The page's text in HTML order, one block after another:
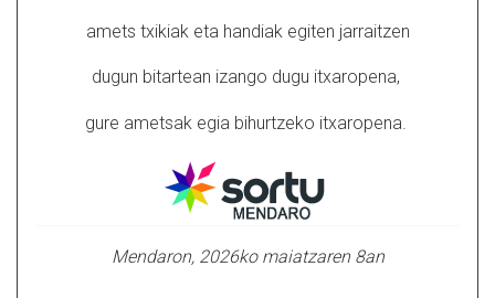
amets txikiak eta handiak egiten jarraitzen
dugun bitartean izango dugu itxaropena,
gure ametsak egia bihurtzeko itxaropena.
Mendaron, 2026ko maiatzaren 8an